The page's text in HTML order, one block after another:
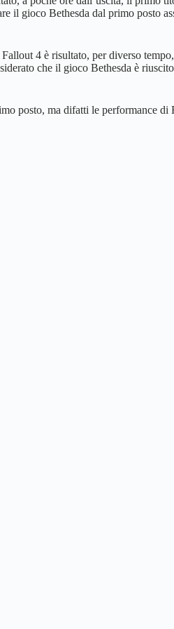
il gioco Bethesda dal primo posto
4 è risultato, per diverso
che il gioco Bethesda è
posto, ma difatti le performance di